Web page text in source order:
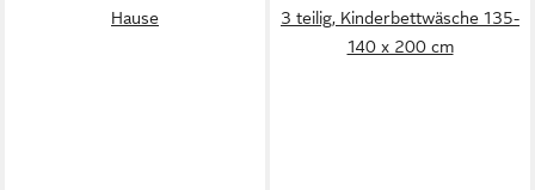
Hause
3 teilig, Kinderbettwäsche 135-
140 x 200 cm